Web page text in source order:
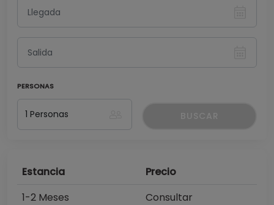
PERSONAS
Estancia
Precio
1-2 Meses
Consultar